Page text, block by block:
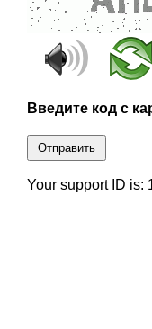
Введите код с
Отправить
Your support ID is: